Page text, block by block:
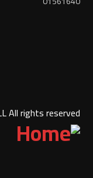
All rights reserved